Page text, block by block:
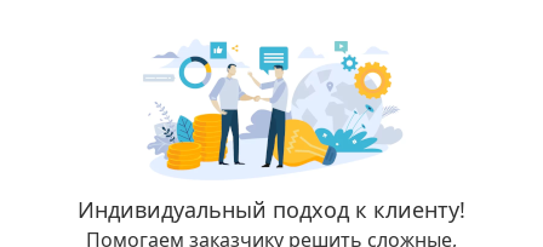
Индивидуальный подход к клиенту!
Помогаем заказчику решить сложные,